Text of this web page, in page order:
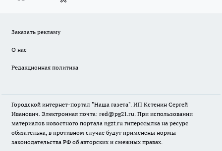
Заказать рекламу
О нас
Редакционная политика
Городской интернет-портал "Наша газета". ИП Кстенин Сергей
Иванович. Электронная почта: red@pg21.ru. При использовании
материалов новостного портала ngzt.ru гиперссылка на ресурс
обязательна, в противном случае будут применены нормы
законодательства РФ об авторских и смежных правах.